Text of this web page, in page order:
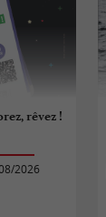
rêvez !
2026